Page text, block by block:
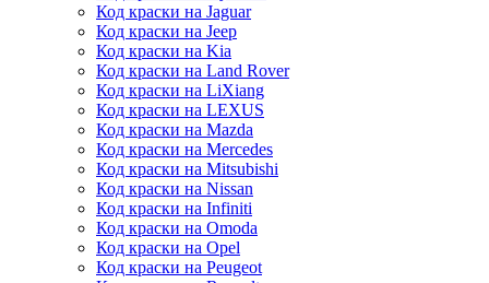
Код краски на Jaguar
Код краски на Jeep
Код краски на Kia
Код краски на Land Rover
Код краски на LiXiang
Код краски на LEXUS
Код краски на Mazda
Код краски на Mercedes
Код краски на Mitsubishi
Код краски на Nissan
Код краски на Infiniti
Код краски на Omoda
Код краски на Opel
Код краски на Peugeot